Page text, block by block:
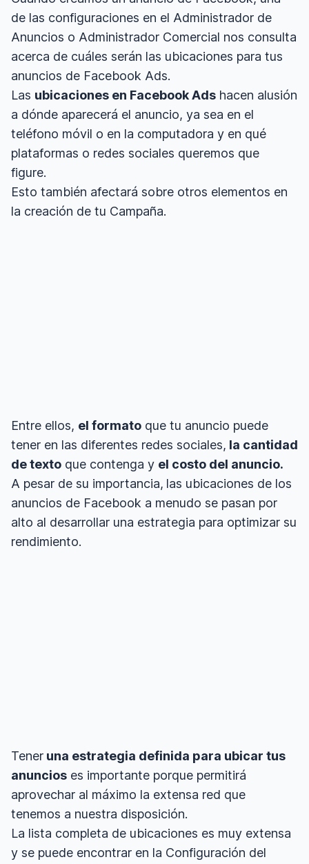
de las configuraciones en el Administrador de
Anuncios o Administrador Comercial nos consulta
acerca de cuáles serán las ubicaciones para tus
anuncios de Facebook Ads.
Las ubicaciones en Facebook Ads hacen alusión
a dónde aparecerá el anuncio, ya sea en el
teléfono móvil o en la computadora y en qué
plataformas o redes sociales queremos que
figure.
Esto también afectará sobre otros elementos en
la creación de tu Campaña.
Entre ellos, el formato que tu anuncio puede
tener en las diferentes redes sociales, la cantidad
de texto que contenga y el costo del anuncio.
A pesar de su importancia, las ubicaciones de los
anuncios de Facebook a menudo se pasan por
alto al desarrollar una estrategia para optimizar su
rendimiento.
Tener una estrategia definida para ubicar tus
anuncios es importante porque permitirá
aprovechar al máximo la extensa red que
tenemos a nuestra disposición.
La lista completa de ubicaciones es muy extensa
y se puede encontrar en la Configuración del